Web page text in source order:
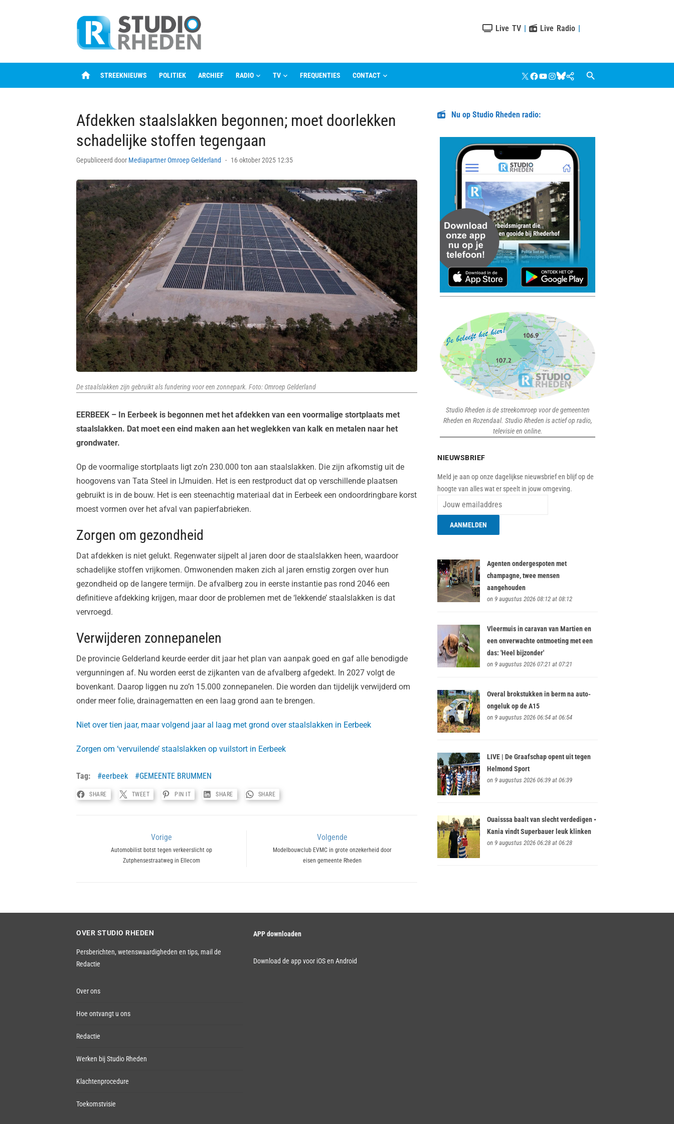
Live TV | Live Radio |
home STREEKNIEUWS POLITIEK ARCHIEF RADIO TV FREQUENTIES CONTACT X Facebook
YouTube
Instagram
Bluesky
Google
Nieuws
Afdekken staalslakken begonnen; moet doorlekken
schadelijke stoffen tegengaan
Gepubliceerd door Mediapartner Omroep Gelderland
Posted
16 oktober 2025 12:35
De staalslakken zijn gebruikt als fundering voor een zonnepark. Foto: Omroep Gelderland
EERBEEK – In Eerbeek is begonnen met het afdekken van een voormalige stortplaats met
staalslakken. Dat moet een eind maken aan het weglekken van kalk en metalen naar het
grondwater.
Op de voormalige stortplaats ligt zo’n 230.000 ton aan staalslakken. Die zijn afkomstig uit de
hoogovens van Tata Steel in IJmuiden. Het is een restproduct dat op verschillende plaatsen
gebruikt is in de bouw. Het is een steenachtig materiaal dat in Eerbeek een ondoordringbare korst
moest vormen over het afval van papierfabrieken.
Zorgen om gezondheid
Dat afdekken is niet gelukt. Regenwater sijpelt al jaren door de staalslakken heen, waardoor
schadelijke stoffen vrijkomen. Omwonenden maken zich al jaren ernstig zorgen over hun
gezondheid op de langere termijn. De afvalberg zou in eerste instantie pas rond 2046 een
definitieve afdekking krijgen, maar door de problemen met de ‘lekkende’ staalslakken is dat
vervroegd.
Verwijderen zonnepanelen
De provincie Gelderland keurde eerder dit jaar het plan van aanpak goed en gaf alle benodigde
vergunningen af. Nu worden eerst de zijkanten van de afvalberg afgedekt. In 2027 volgt de
bovenkant. Daarop liggen nu zo’n 15.000 zonnepanelen. Die worden dan tijdelijk verwijderd om
onder meer folie, drainagematten en een laag grond aan te brengen.
Niet over tien jaar, maar volgend jaar al laag met grond over staalslakken in Eerbeek
Zorgen om ‘vervuilende’ staalslakken op vuilstort in Eerbeek
Tag: eerbeek GEMEENTE BRUMMEN
SHARE TWEET PIN IT SHARE SHARE
navigatie
Vorige
Previous
Automobilist botst tegen verkeerslicht op
Zutphensestraatweg in Ellecom
Volgende
Next
Modelbouwclub EVMC in grote onzekerheid door
eisen gemeente Rheden
Nu op Studio Rheden radio:
Studio Rheden is de streekomroep voor de gemeenten
Rheden en Rozendaal. Studio Rheden is actief op radio,
televisie en online.
NIEUWSBRIEF
Meld je aan op onze dagelijkse nieuwsbrief en blijf op de
hoogte van alles wat er speelt in jouw omgeving.
Agenten ondergespoten met
champagne, twee mensen
aangehouden
on 9 augustus 2026 08:12 at 08:12
Vleermuis in caravan van Martien en
een onverwachte ontmoeting met een
das: 'Heel bijzonder'
on 9 augustus 2026 07:21 at 07:21
Overal brokstukken in berm na auto-
ongeluk op de A15
on 9 augustus 2026 06:54 at 06:54
LIVE | De Graafschap opent uit tegen
Helmond Sport
on 9 augustus 2026 06:39 at 06:39
Ouaisssa baalt van slecht verdedigen •
Kania vindt Superbauer leuk klinken
on 9 augustus 2026 06:28 at 06:28
OVER STUDIO RHEDEN
Persberichten, wetenswaardigheden en tips, mail de
Redactie
Over ons
Hoe ontvangt u ons
Redactie
Werken bij Studio Rheden
Klachtenprocedure
Toekomstvisie
APP downloaden
Download de app voor iOS en Android